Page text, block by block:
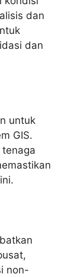
dan
dan
untuk
GIS.
non-